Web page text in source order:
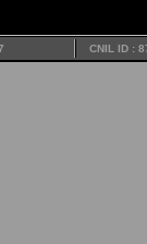
CNIL ID :